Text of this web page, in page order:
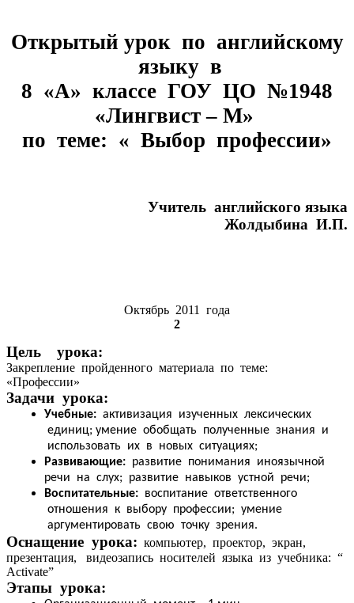
Открытый урок по английскому
языку в
8 «А» классе ГОУ ЦО №1948
«Лингвист – М»
по теме: « Выбор профессии»
Учитель английского языка
Жолдыбина И.П.
Октябрь 2011 года
2
Цель урока:
Закрепление пройденного материала по теме:
«Профессии»
Задачи урока:
Учебные: активизация изученных лексических
единиц; умение обобщать полученные знания и
использовать их в новых ситуациях;
Развивающие: развитие понимания иноязычной
речи на слух; развитие навыков устной речи;
Воспитательные: воспитание ответственного
отношения к выбору профессии; умение
аргументировать свою точку зрения.
Оснащение урока: компьютер, проектор, экран,
презентация, видеозапись носителей языка из учебника: “
Activate”
Этапы урока: